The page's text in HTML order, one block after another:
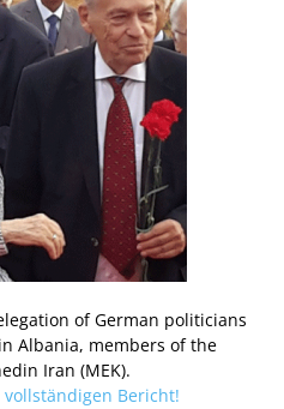
of German politicians
Albania, members of the
Iran (MEK).
vollständigen Bericht!